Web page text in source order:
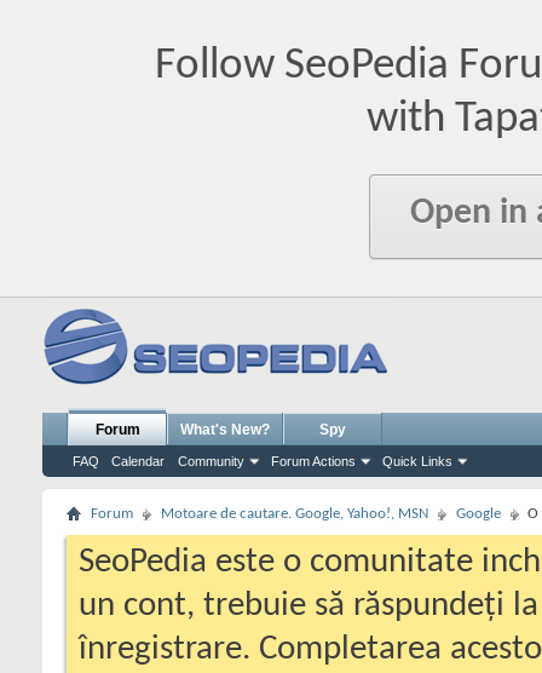
Follow SeoPedia
with
Open in
Forum
FAQ Calendar Community Forum Actions Quick Links
What's New? Spy
Forum Motoare de cautare. Google, Yahoo!, MSN Google O
SeoPedia este o comunitate
un cont, trebuie să răspundeți
înregistrare. Completarea